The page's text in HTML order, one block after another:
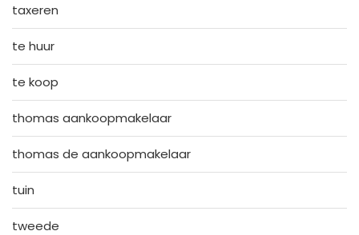
taxeren
te huur
te koop
thomas aankoopmakelaar
thomas de aankoopmakelaar
tuin
tweede